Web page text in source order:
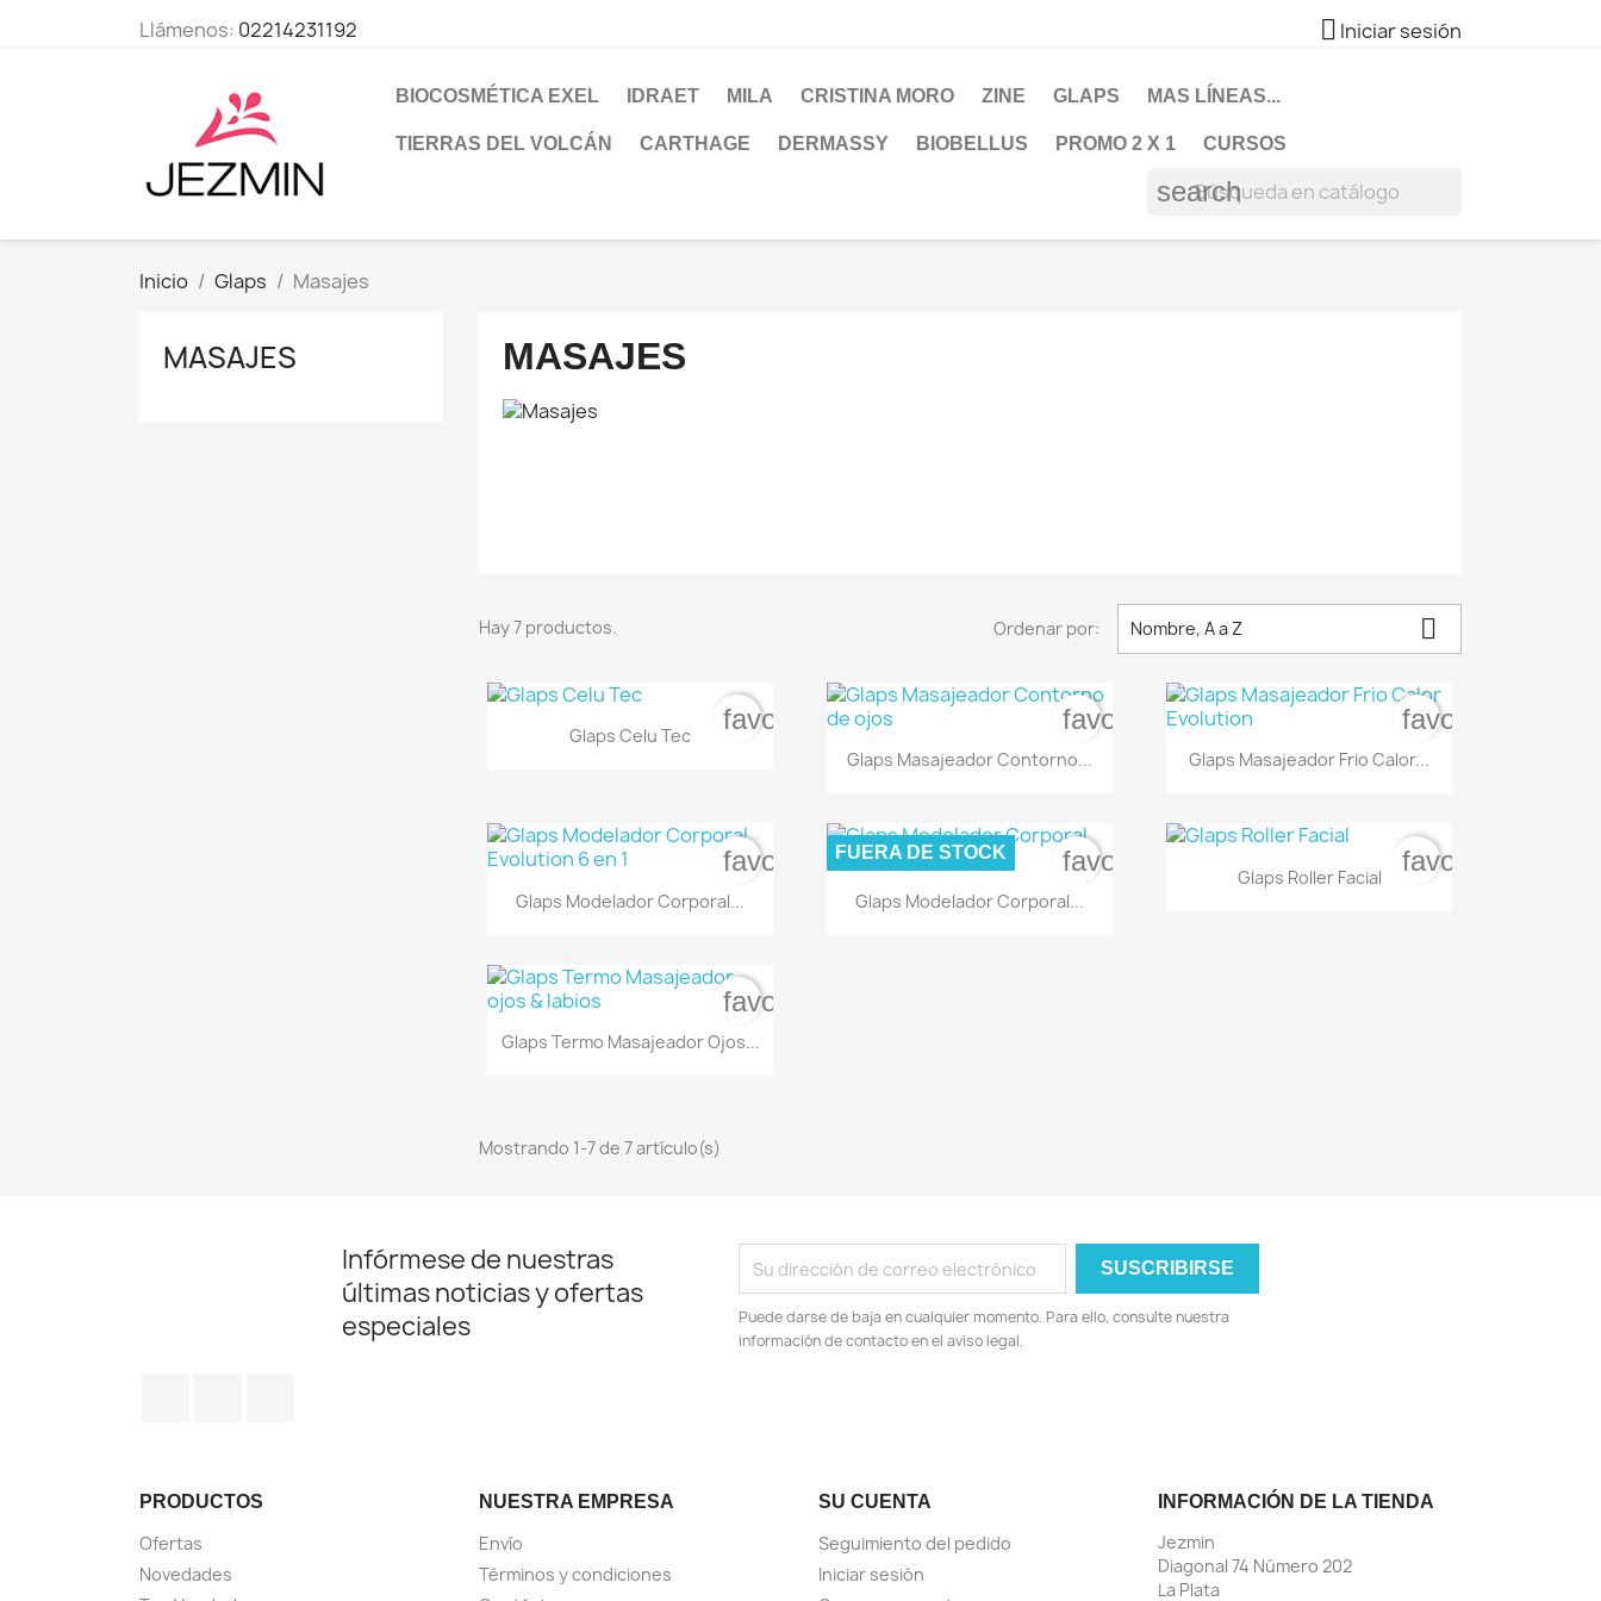
Llámenos: 02214231192  Iniciar sesión
BIOCOSMÉTICA EXEL IDRAET MILA CRISTINA MORO ZINE GLAPS MAS LÍNEAS...
TIERRAS DEL VOLCÁN CARTHAGE DERMASSY BIOBELLUS PROMO 2 X 1 CURSOS
search
Inicio Glaps Masajes
MASAJES MASAJES
Hay 7 productos. Ordenar por: Nombre, A a Z 
 Vista rápida
Glaps Celu Tec
favorite_border
 Vista rápida
Glaps Masajeador Contorno...
favorite_border
 Vista rápida
Glaps Masajeador Frio Calor...
favorite_border
 Vista rápida
Glaps Modelador Corporal...
favorite_border
 Vista rápida
Glaps Modelador Corporal...
FUERA DE STOCK favorite_border  Vista rápida
Glaps Roller Facial
favorite_border
 Vista rápida
Glaps Termo Masajeador Ojos...
favorite_border
Mostrando 1-7 de 7 artículo(s)
Infórmese de nuestras
últimas noticias y ofertas
especiales
Puede darse de baja en cualquier momento. Para ello, consulte nuestra
información de contacto en el aviso legal.
PRODUCTOS
Ofertas
Novedades
NUESTRA EMPRESA
Envío
Términos y condiciones
SU CUENTA
Seguimiento del pedido
Iniciar sesión
INFORMACIÓN DE LA TIENDA
Jezmin
Diagonal 74 Número 202
La Plata